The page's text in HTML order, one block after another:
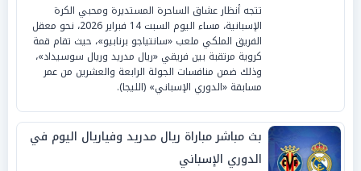
تتجه أنظار عشاق الساحرة المستديرة ومحبي الكرة
الإسبانية، مساء اليوم السبت 14 فبراير 2026، نحو معقل
الفريق الملكي ملعب «سانتياجو برنابيو»، حيث تقام قمة
كروية مرتقبة بين فريقي «ريال مدريد وريال سوسيداد»،
وذلك ضمن منافسات الجولة الرابعة والعشرين من عمر
مسابقة «الدوري الإسباني» (الليجا).
بث مباشر مباراة ريال مدريد وفياريال اليوم في
الدوري الإسباني